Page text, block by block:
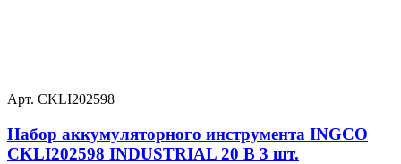
Арт. CKLI202598
Набор аккумуляторного инструмента INGCO
CKLI202598 INDUSTRIAL 20 В 3 шт.